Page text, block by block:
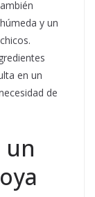
y un
en un
de
un